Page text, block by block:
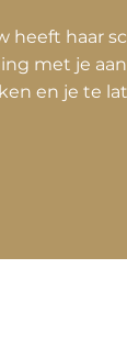
heeft haar
met je
en je te